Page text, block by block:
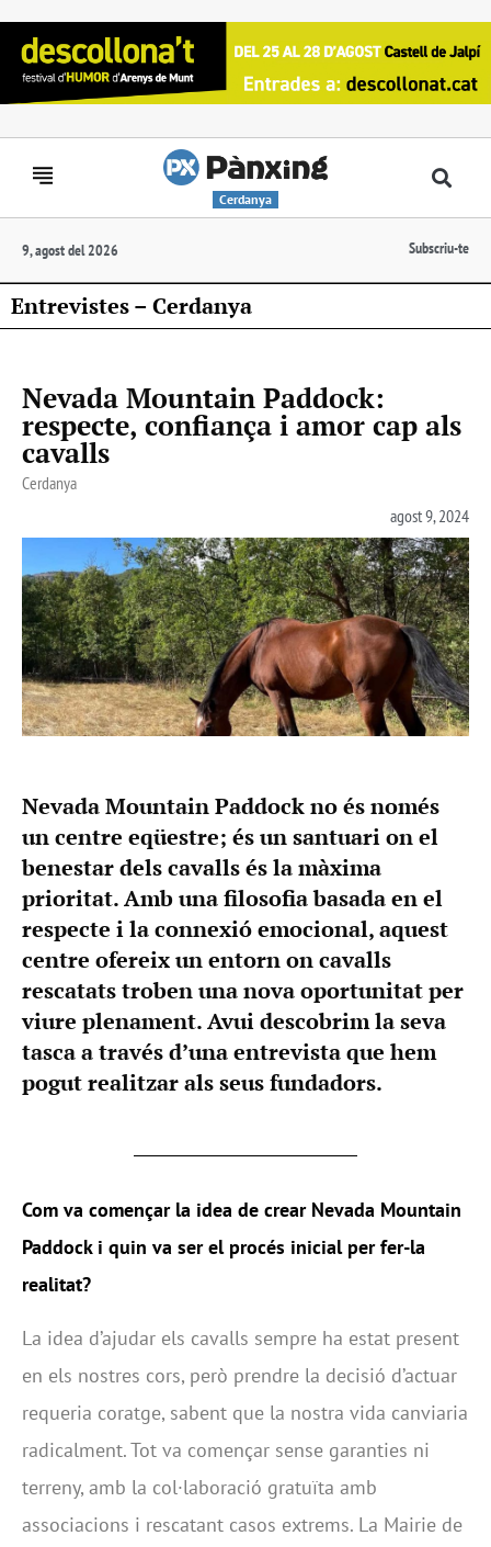
Cerdanya
9, agost del 2026 Subscriu-te
Entrevistes – Cerdanya
Nevada Mountain Paddock:
respecte, confiança i amor cap als
cavalls
Cerdanya
agost 9, 2024
Nevada Mountain Paddock no és només
un centre eqüestre; és un santuari on el
benestar dels cavalls és la màxima
prioritat. Amb una filosofia basada en el
respecte i la connexió emocional, aquest
centre ofereix un entorn on cavalls
rescatats troben una nova oportunitat per
viure plenament. Avui descobrim la seva
tasca a través d’una entrevista que hem
pogut realitzar als seus fundadors.
Com va començar la idea de crear Nevada Mountain
Paddock i quin va ser el procés inicial per fer-la
realitat?
La idea d’ajudar els cavalls sempre ha estat present
en els nostres cors, però prendre la decisió d’actuar
requeria coratge, sabent que la nostra vida canviaria
radicalment. Tot va començar sense garanties ni
terreny, amb la col·laboració gratuïta amb
associacions i rescatant casos extrems. La Mairie de